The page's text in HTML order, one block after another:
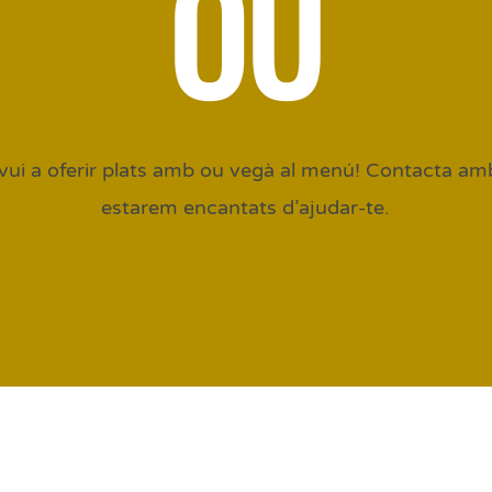
a oferir plats amb ou vegà al menú! Contacta
estarem encantats d’ajudar-te.